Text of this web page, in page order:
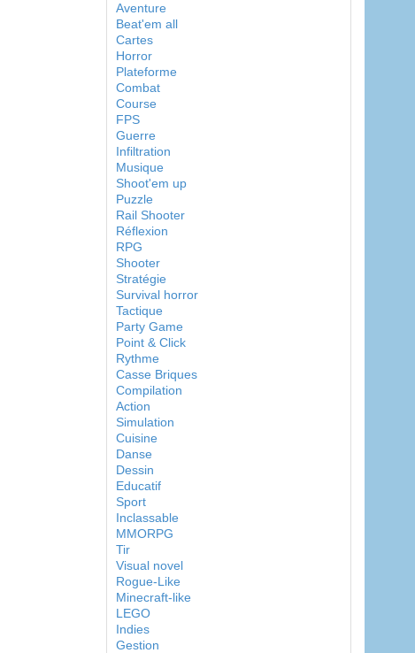
Aventure
Beat'em all
Cartes
Horror
Plateforme
Combat
Course
FPS
Guerre
Infiltration
Musique
Shoot'em up
Puzzle
Rail Shooter
Réflexion
RPG
Shooter
Stratégie
Survival horror
Tactique
Party Game
Point & Click
Rythme
Casse Briques
Compilation
Action
Simulation
Cuisine
Danse
Dessin
Educatif
Sport
Inclassable
MMORPG
Tir
Visual novel
Rogue-Like
Minecraft-like
LEGO
Indies
Gestion